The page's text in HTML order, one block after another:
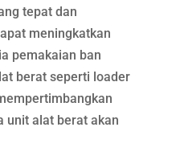
tepat dan
meningkatkan
pemakaian ban
berat seperti loader
unit alat berat akan